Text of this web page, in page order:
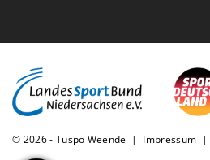
© 2026 - Tuspo Weende | Impressum |